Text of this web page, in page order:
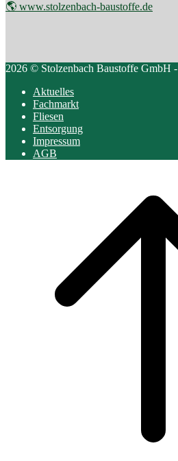
🌎 www.stolzenbach-baustoffe.de
2026 © Stolzenbach Baustoffe GmbH -
Aktuelles
Fachmarkt
Fliesen
Entsorgung
Impressum
AGB